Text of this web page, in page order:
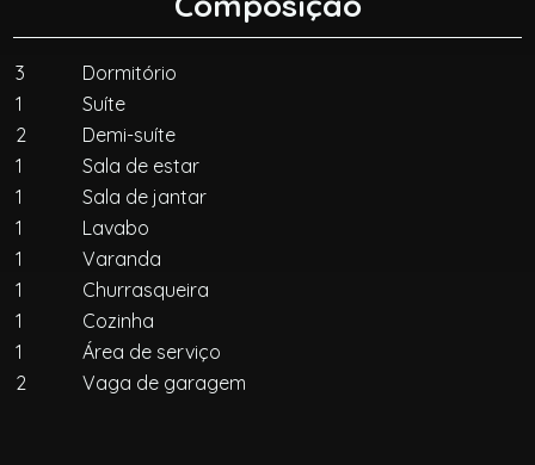
3
Dormitório
1
Suíte
2
Demi-suíte
1
Sala de estar
1
Sala de jantar
1
Lavabo
1
Varanda
1
Churrasqueira
1
Cozinha
1
Área de serviço
2
Vaga de garagem